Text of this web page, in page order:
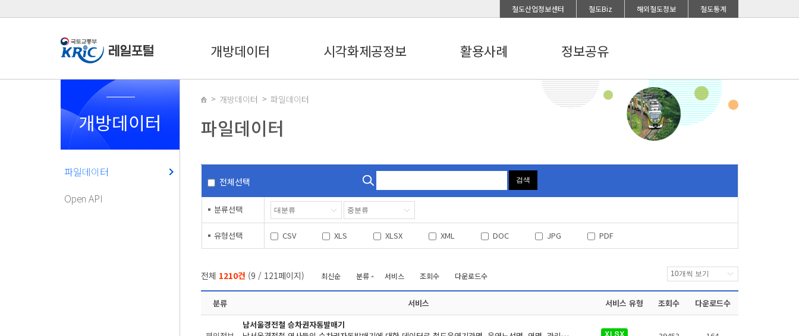
철도산업정보센터 철도Biz 해외철도정보 철도통계
개방데이터 시각화제공정보 활용사례 정보공유
개방데이터
파일데이터
Open API
개방데이터 파일데이터
파일데이터
전체선택 검색
분류선택
유형선택 CSV XLS XLSX XML DOC JPG PDF
전체 1210건 (9 / 121페이지) 최신순 분류 서비스 조회수 다운로드수
분류 서비스 서비스 유형 조회수 다운로드수
남서울경전철 승차권자동발매기